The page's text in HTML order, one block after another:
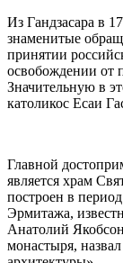
Из Гандзасара в
знаменитые
принятии
освобождении от
Значительную в
католикос Есаи
Главной
является храм
построен в
Эрмитажа,
Анатолий
монастыря,